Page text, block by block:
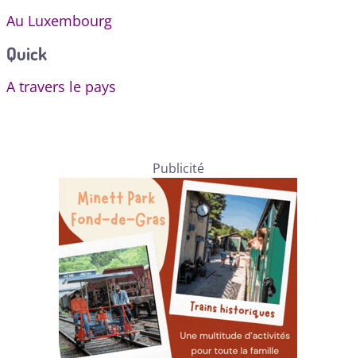
Au Luxembourg
Quick
A travers le pays
Publicité